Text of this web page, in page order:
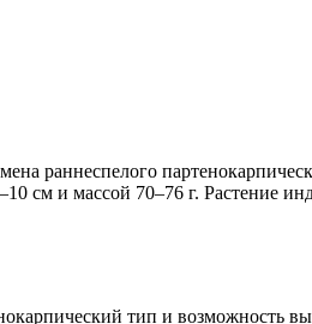
раннеспелого
см и массой 70–76 г. Растение
тип и возможность